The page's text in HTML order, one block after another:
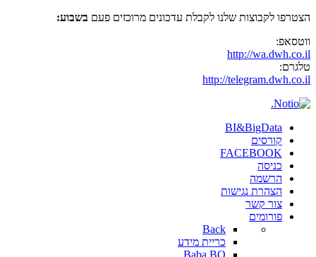
הצטרפו לקבוצות שלנו לקבלת עדכונים מרוכזים פעם בשבוע:
ווטסאפ:
http://wa.dwh.co.il
טלגרם:
http://telegram.dwh.co.il
BI&BigData
קורסים
FACEBOOK
כניסה
הרשמה
הצהרת נגישות
צור קשר
פורומים
Back
כריית מידע
Baba BO